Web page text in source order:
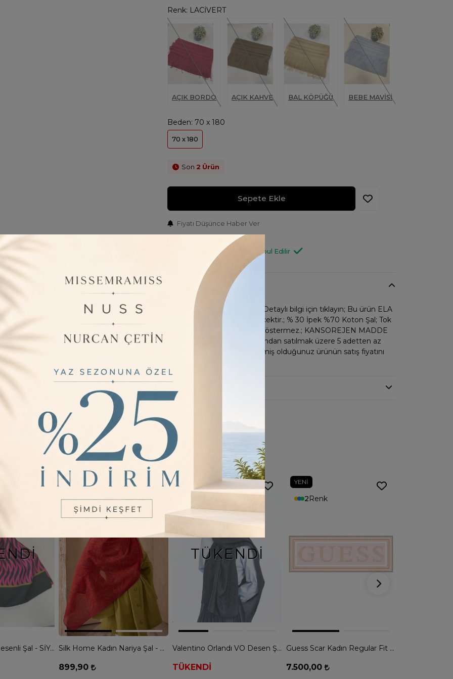
Renk: LACİVERT
AÇIK BORDO AÇIK KAHVE BAL KÖPÜĞÜ BEBE MAVİSİ
Beden: 70 x 180
70 x 180
Son 2 Ürün
Sepete Ekle
Fiyatı Düşünce Haber Ver
EBU000124
Değişim Kabul Edilir
ÜRÜN BILGISI
15 gün içinde ücretsiz iade. Detaylı bilgi için tıklayın; Bu ürün ELA
BUTİK tarafından gönderilecektir.; % 30 İpek %70 Koton Şal; Tok
durur, İstenilen şekli alır, İç göstermez.; KANSOREJEN MADDE
İÇERMEZ.; Kampanya fiyatından satılmak üzere 5 adetten az
stok bulunmaktadır.; İncelemiş olduğunuz ürünün satış fiyatını
Kadın Pamuk Desenli Şal - SİYAH FUŞYA
18Renk
Silk Home Kadın Nariya Şal - KIRMIZI
899,90
TÜKENDI
Valentino Orlandı VO Desen Şal - LACİVERT
TÜKENDİ
YENI
2Renk
Guess Scar Kadın Regular Fit Şal - PEMBE
7.500,00